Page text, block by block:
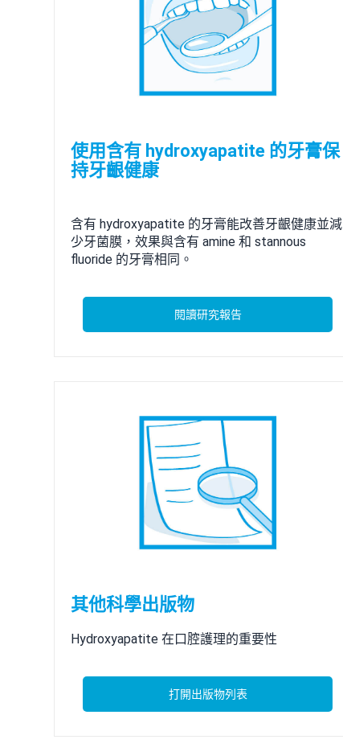
使用含有 hydroxyapatite 的牙膏保
持牙齦健康
含有 hydroxyapatite 的牙膏能改善牙齦健康並減
少牙菌膜，效果與含有 amine 和 stannous
fluoride 的牙膏相同。
閱讀研究報告
其他科學出版物
Hydroxyapatite 在口腔護理的重要性
打開出版物列表